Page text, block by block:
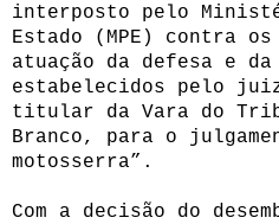
interposto pelo
Estado (MPE) contra
atuação da defesa e da
estabelecidos pelo
titular da Vara do
Branco, para o
motosserra”.
Com a decisão do